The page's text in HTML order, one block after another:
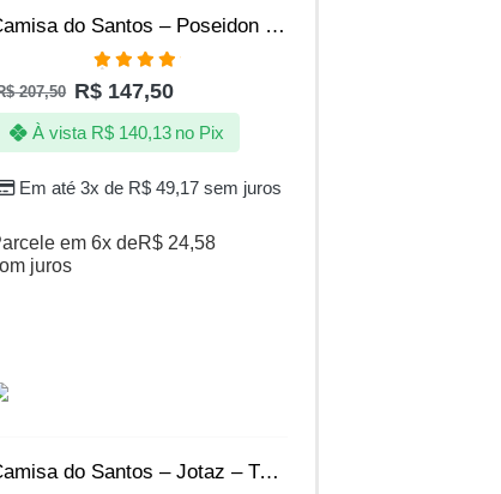
Camisa do Santos – Poseidon blackout – Produto Oficial Licenciado
Avaliação
4.86de 5
207,50 R$ 147,50
Em até 3x de R$49,17sem juros
À vista R$140,13 no Pix
em 6x deR$24,58
juros
Camisa do Santos – Jotaz – Tubarão | Poseidon D’ Quebrada